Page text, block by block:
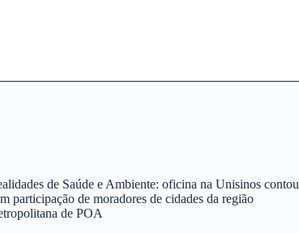
de Saúde e Ambiente: oficina na Unisinos contou
participação de moradores de cidades da região
de POA